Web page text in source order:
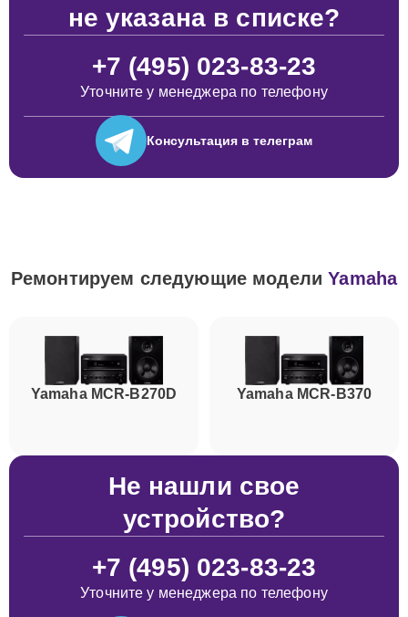
не указана в списке?
+7 (495) 023-83-23
Уточните у менеджера по телефону
Консультация в телеграм
Ремонтируем следующие моделиYamaha
Yamaha MCR-B270D Yamaha MCR-B370
Не нашли свое
устройство?
+7 (495) 023-83-23
Уточните у менеджера по телефону